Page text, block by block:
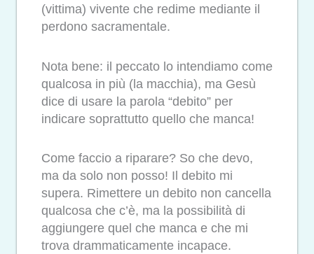
(vittima) vivente che redime mediante il
perdono sacramentale.
Nota bene: il peccato lo intendiamo come
qualcosa in più (la macchia), ma Gesù
dice di usare la parola “debito” per
indicare soprattutto quello che manca!
Come faccio a riparare? So che devo,
ma da solo non posso! Il debito mi
supera. Rimettere un debito non cancella
qualcosa che c’è, ma la possibilità di
aggiungere quel che manca e che mi
trova drammaticamente incapace.